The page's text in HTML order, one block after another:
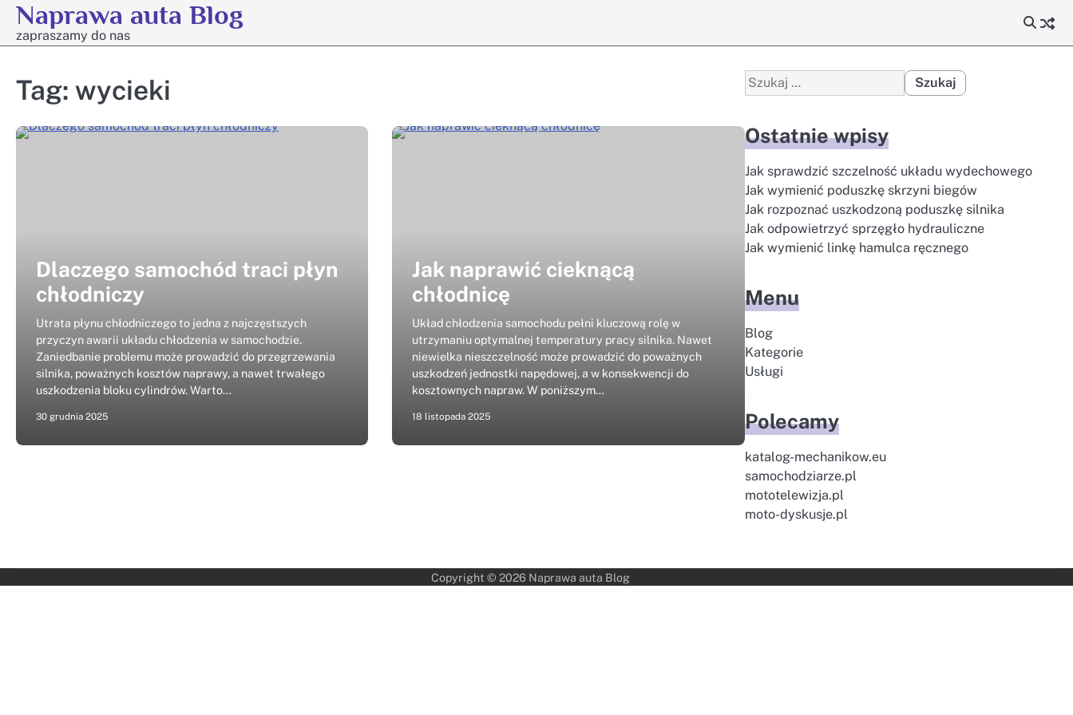
Skip
content
Naprawa auta Blog
zapraszamy do nas
Tag: wycieki
Dlaczego samochód traci płyn
chłodniczy
Utrata płynu chłodniczego to jedna z najczęstszych
przyczyn awarii układu chłodzenia w samochodzie.
Zaniedbanie problemu może prowadzić do przegrzewania
silnika, poważnych kosztów naprawy, a nawet trwałego
uszkodzenia bloku cylindrów. Warto…
30 grudnia 2025
Jak naprawić cieknącą
chłodnicę
Układ chłodzenia samochodu pełni kluczową rolę w
utrzymaniu optymalnej temperatury pracy silnika. Nawet
niewielka nieszczelność może prowadzić do poważnych
uszkodzeń jednostki napędowej, a w konsekwencji do
kosztownych napraw. W poniższym…
18 listopada 2025
Szukaj:
Ostatnie wpisy
Jak sprawdzić szczelność układu wydechowego
Jak wymienić poduszkę skrzyni biegów
Jak rozpoznać uszkodzoną poduszkę silnika
Jak odpowietrzyć sprzęgło hydrauliczne
Jak wymienić linkę hamulca ręcznego
Menu
Blog
Kategorie
Usługi
Polecamy
katalog-mechanikow.eu
samochodziarze.pl
mototelewizja.pl
moto-dyskusje.pl
Copyright © 2026 Naprawa auta Blog